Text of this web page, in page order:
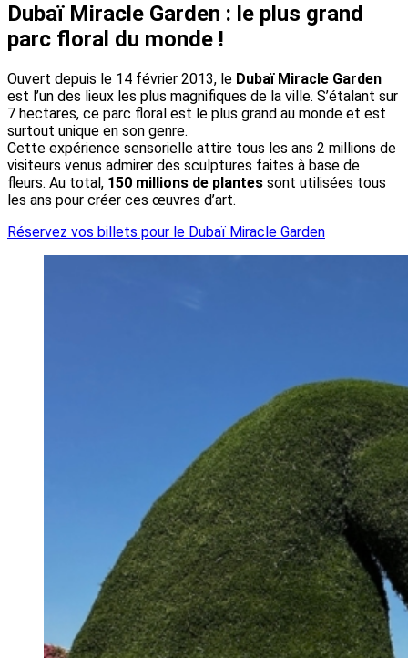
Dubaï Miracle Garden : le plus grand
parc floral du monde !
Ouvert depuis le 14 février 2013, le Dubaï Miracle Garden
est l’un des lieux les plus magnifiques de la ville. S’étalant sur
7 hectares, ce parc floral est le plus grand au monde et est
surtout unique en son genre.
Cette expérience sensorielle attire tous les ans 2 millions de
visiteurs venus admirer des sculptures faites à base de
fleurs. Au total, 150 millions de plantes sont utilisées tous
les ans pour créer ces œuvres d’art.
Réservez vos billets pour le Dubaï Miracle Garden